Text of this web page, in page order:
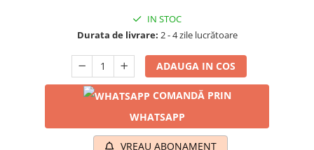
IN STOC
Durata de livrare: 2 - 4 zile lucrătoare
ADAUGA IN COS
COMANDĂ PRIN
WHATSAPP
VREAU ABONAMENT